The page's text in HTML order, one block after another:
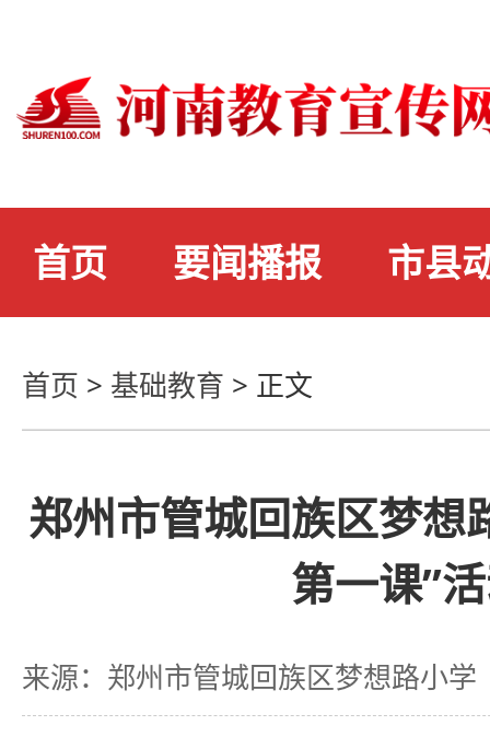
首页 要闻播报 市县
首页 > 基础教育 > 正文
郑州市管城回族区梦想
第一课”
来源：郑州市管城回族区梦想路小学